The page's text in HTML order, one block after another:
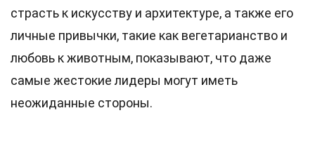
страсть к искусству и архитектуре, а также его
личные привычки, такие как вегетарианство и
любовь к животным, показывают, что даже
самые жестокие лидеры могут иметь
неожиданные стороны.